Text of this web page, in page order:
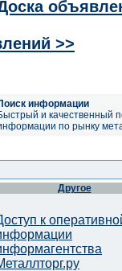
>>
информации
и качественный
по рынку
Другое
к